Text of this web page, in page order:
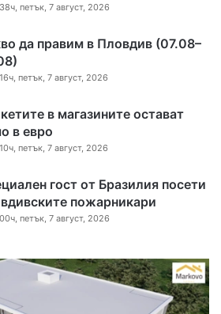
петък, 7 август, 2026
да правим в Пловдив (07.08–
петък, 7 август, 2026
в магазините остават
в евро
петък, 7 август, 2026
гост от Бразилия посети
пожарникари
петък, 7 август, 2026